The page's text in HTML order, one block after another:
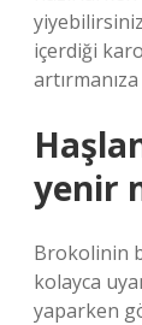
içerdiği
yenir
Brokolinin
kolayca
yaparken